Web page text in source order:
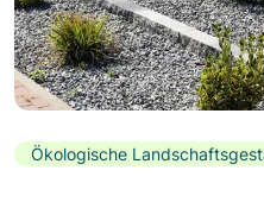
Ökologische